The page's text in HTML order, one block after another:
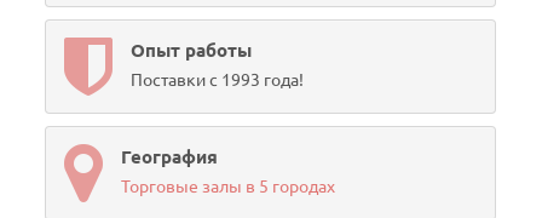
Опыт работы
Поставки с 1993 года!
География
Торговые залы в 5 городах